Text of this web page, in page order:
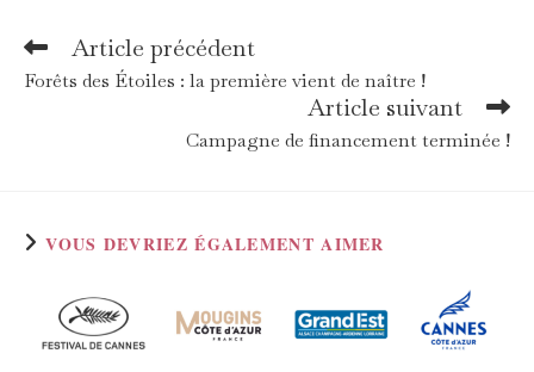
Read
more
articles
Article précédent
Forêts des Étoiles : la première vient de naître !
Article suivant
Campagne de financement terminée !
VOUS DEVRIEZ ÉGALEMENT AIMER